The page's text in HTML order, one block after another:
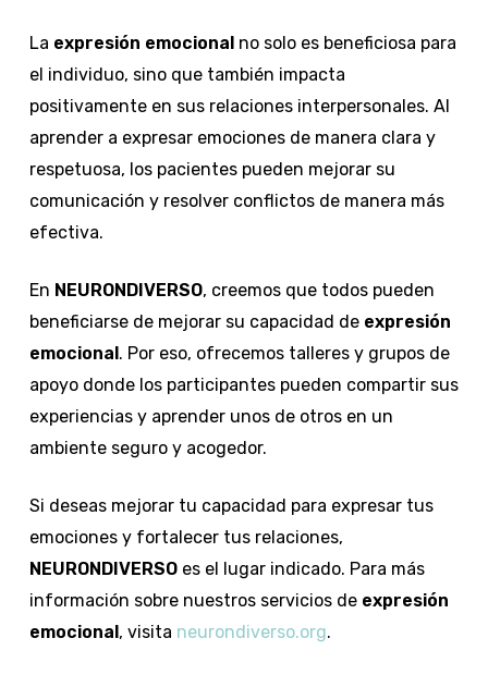
La expresión emocionalno solo es beneficiosa para
el individuo, sino que también impacta
positivamente en sus relaciones interpersonales. Al
aprender a expresar emociones de manera clara y
respetuosa, los pacientes pueden mejorar su
comunicación y resolver conflictos de manera más
efectiva.
En NEURONDIVERSO, creemos que todos pueden
beneficiarse de mejorar su capacidad de expresión
emocional. Por eso, ofrecemos talleres y grupos de
apoyo donde los participantes pueden compartir sus
experiencias y aprender unos de otros en un
ambiente seguro y acogedor.
Si deseas mejorar tu capacidad para expresar tus
emociones y fortalecer tus relaciones,
NEURONDIVERSOes el lugar indicado. Para más
información sobre nuestros servicios de expresión
emocional, visita neurondiverso.org.